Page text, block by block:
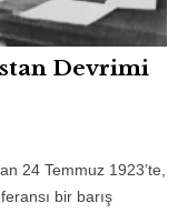
Devrimi
24 Temmuz 1923’te,
bir barış